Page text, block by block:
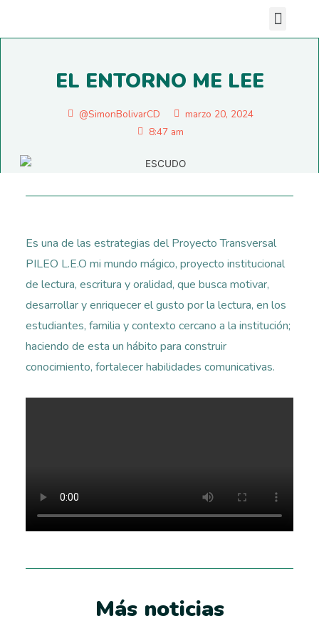
EL ENTORNO ME LEE
@SimonBolivarCD
marzo 20, 2024
8:47 am
Es una de las estrategias del Proyecto Transversal
PILEO L.E.O mi mundo mágico, proyecto institucional
de lectura, escritura y oralidad, que busca motivar,
desarrollar y enriquecer el gusto por la lectura, en los
estudiantes, familia y contexto cercano a la institución;
haciendo de esta un hábito para construir
conocimiento, fortalecer habilidades comunicativas.
Más noticias